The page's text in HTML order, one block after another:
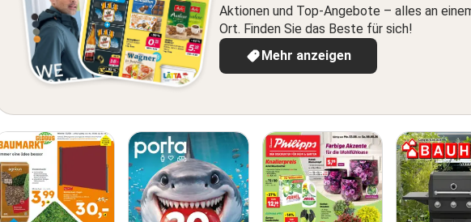
Aktionen und Top-Angebote – alles an
Ort. Finden Sie das Beste für sich!
Mehr anzeigen